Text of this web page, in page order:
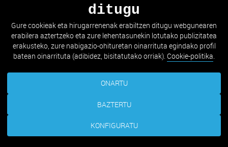
ZERRENDARA JOAN
ditugu
Gure cookieak eta hirugarrenenak erabiltzen ditugu webgunearen
erabilera aztertzeko eta zure lehentasunekin lotutako publizitatea
erakusteko, zure nabigazio-ohituretan oinarrituta egindako profil
batean oinarrituta (adibidez, bisitatutako orriak). Cookie-politika.
KONFIGURATU
BAZTERTU
ONARTU